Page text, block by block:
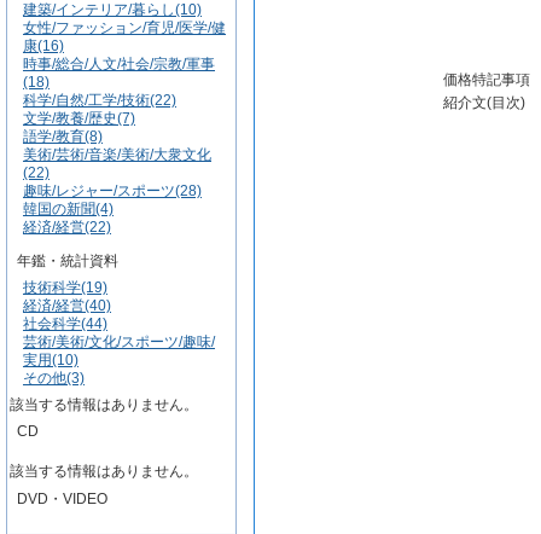
建築/インテリア/暮らし(10)
女性/ファッション/育児/医学/健
康(16)
時事/総合/人文/社会/宗教/軍事
(18)
科学/自然/工学/技術(22)
文学/教養/歴史(7)
語学/教育(8)
美術/芸術/音楽/美術/大衆文化
(22)
趣味/レジャー/スポーツ(28)
韓国の新聞(4)
経済/経営(22)
年鑑・統計資料
技術科学(19)
経済/経営(40)
社会科学(44)
芸術/美術/文化/スポーツ/趣味/
実用(10)
その他(3)
該当する情報はありません。
CD
該当する情報はありません。
DVD・VIDEO
価格特記事項
紹介文(目次)